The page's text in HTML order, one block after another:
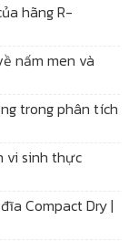
hãng R-
nấm men và
trong phân tích
vi sinh thực
Compact Dry |